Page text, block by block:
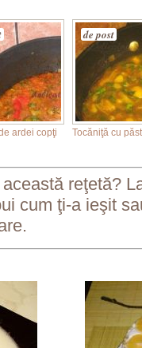
ardei copţi
de post
Tocăniţă cu
reţetă?
cum ţi-a ieşit